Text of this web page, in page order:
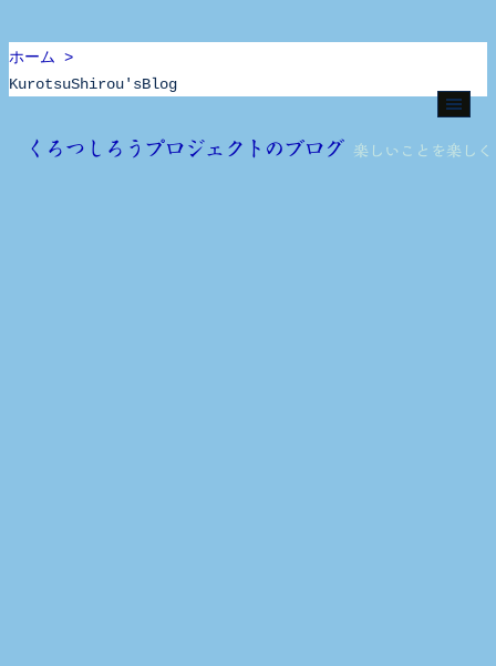
ホーム >
KurotsuShirou'sBlog
くろつしろうプロジェクトのブログ 楽しいことを楽しく